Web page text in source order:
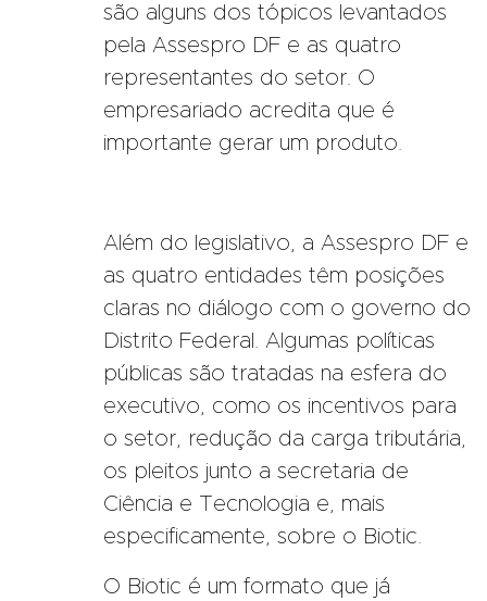
são alguns dos tópicos levantados
pela Assespro DF e as quatro
representantes do setor. O
empresariado acredita que é
importante gerar um produto.
Além do legislativo, a Assespro DF e
as quatro entidades têm posições
claras no diálogo com o governo do
Distrito Federal. Algumas políticas
públicas são tratadas na esfera do
executivo, como os incentivos para
o setor, redução da carga tributária,
os pleitos junto a secretaria de
Ciência e Tecnologia e, mais
especificamente, sobre o Biotic.
O Biotic é um formato que já